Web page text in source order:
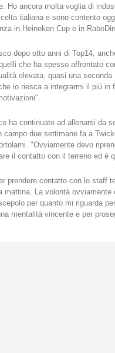
Ho ancora molta voglia di
italiana e sono contento
in Heineken Cup e in
dopo otto anni di Top14,
che ha spesso affrontato
elevata, quasi una
io riesca a integrarmi il più
ha continuato ad allenarsi da
due settimane fa a
"Ovviamente devo
il contatto con il terreno ed è
prendere contatto con lo staff
mattina. La volontà
per quanto mi riguarda
mentalità vincente e per